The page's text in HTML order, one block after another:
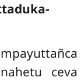
ceva